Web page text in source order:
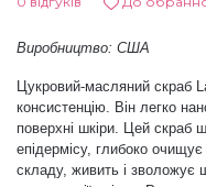
Декор для нігтів
Наклейки гнучкі
Наліпки гнучкі
Навчання
Виробництво: США
Цукровий-масляний скраб
консистенцію. Він легко
поверхні шкіри. Цей скраб
епідермісу, глибоко
складу, живить і зволожує